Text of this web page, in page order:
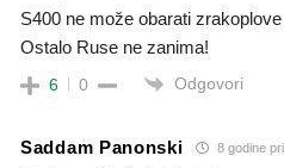
S400 ne može obarati
Ostalo Ruse ne zanima!
6 0 Odgovori
Saddam Panonski 8 godine